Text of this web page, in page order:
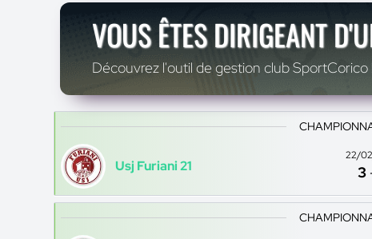
VOUS ÊTES DIRIGEANT
Découvrez l'outil de gestion club SportCorico
Usj Furiani 21
22/
3